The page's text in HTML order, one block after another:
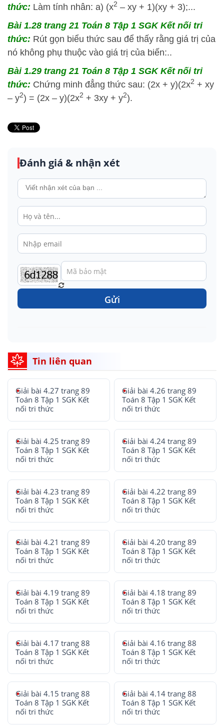
thức: Làm tính nhân: a) (x2 – xy + 1)(xy + 3);...
Bài 1.28 trang 21 Toán 8 Tập 1 SGK Kết nối tri
thức: Rút gọn biểu thức sau để thấy rằng giá trị của
nó không phụ thuộc vào giá trị của biến:..
Bài 1.29 trang 21 Toán 8 Tập 1 SGK Kết nối tri
thức: Chứng minh đẳng thức sau: (2x + y)(2x2 + xy
– y2) = (2x – y)(2x2 + 3xy + y2).
Đánh giá & nhận xét
Gửi
Tin liên quan
Giải bài 4.27 trang 89
Toán 8 Tập 1 SGK Kết
nối tri thức
Giải bài 4.26 trang 89
Toán 8 Tập 1 SGK Kết
nối tri thức
Giải bài 4.25 trang 89
Toán 8 Tập 1 SGK Kết
nối tri thức
Giải bài 4.24 trang 89
Toán 8 Tập 1 SGK Kết
nối tri thức
Giải bài 4.23 trang 89
Toán 8 Tập 1 SGK Kết
nối tri thức
Giải bài 4.22 trang 89
Toán 8 Tập 1 SGK Kết
nối tri thức
Giải bài 4.21 trang 89
Toán 8 Tập 1 SGK Kết
nối tri thức
Giải bài 4.20 trang 89
Toán 8 Tập 1 SGK Kết
nối tri thức
Giải bài 4.19 trang 89
Toán 8 Tập 1 SGK Kết
nối tri thức
Giải bài 4.18 trang 89
Toán 8 Tập 1 SGK Kết
nối tri thức
Giải bài 4.17 trang 88
Toán 8 Tập 1 SGK Kết
nối tri thức
Giải bài 4.16 trang 88
Toán 8 Tập 1 SGK Kết
nối tri thức
Giải bài 4.15 trang 88
Toán 8 Tập 1 SGK Kết
nối tri thức
Giải bài 4.14 trang 88
Toán 8 Tập 1 SGK Kết
nối tri thức